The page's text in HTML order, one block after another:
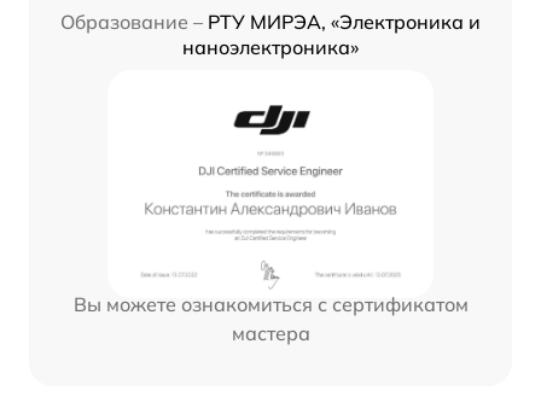
Образование – РТУ МИРЭА, «Электроника и
наноэлектроника»
Вы можете ознакомиться с сертификатом
мастера